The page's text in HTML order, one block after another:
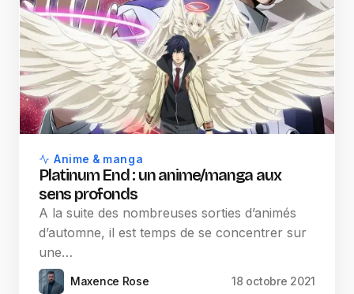
Anime & manga
Platinum End : un anime/manga aux
sens profonds
A la suite des nombreuses sorties d’animés
d’automne, il est temps de se concentrer sur
une…
Maxence Rose 18 octobre 2021